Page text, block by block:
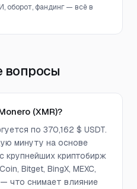
оборот, фандинг — всё в
вопросы
(XMR)?
по 370,162 $ USDT.
минуту на основе
крупнейших криптобирж
Bitget, BingX, MEXC,
— что снимает влияние